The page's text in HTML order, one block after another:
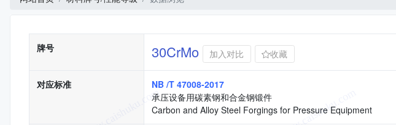
牌号 30CrMo 加入对比 收藏
对应标准
NB /T 47008-2017
承压设备用碳素钢和合金钢锻件
Carbon and Alloy Steel Forgings for Pressure Equipment